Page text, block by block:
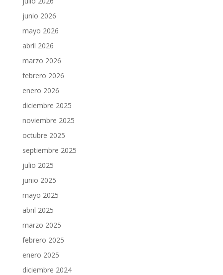
junio 2026
mayo 2026
abril 2026
marzo 2026
febrero 2026
enero 2026
diciembre 2025
noviembre 2025
octubre 2025
septiembre 2025
julio 2025
junio 2025
mayo 2025
abril 2025
marzo 2025
febrero 2025
enero 2025
diciembre 2024